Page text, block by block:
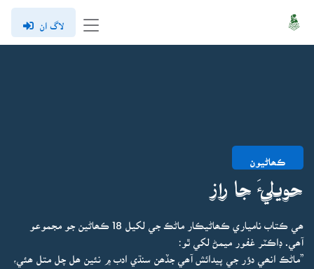
لاگ ان
ڪھاڻيون
حويليءَ جا راز
ھي ڪتاب نامياري ڪھاڻيڪار ماڻڪ جي لکيل 18 ڪھاڻين جو مجموعو
آھي. ڊاڪٽر غفور ميمڻ لکي ٿو:
”ماڻڪ انھي دؤر جي پيدائش آھي جڏھن سنڌي ادب ۾ نئين ھل چل متل ھئي،